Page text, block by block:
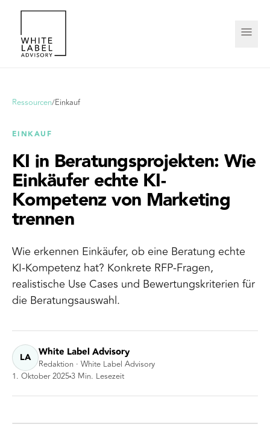
Ressourcen/Einkauf
EINKAUF
KI in Beratungsprojekten: Wie
Einkäufer echte KI-
Kompetenz von Marketing
trennen
Wie erkennen Einkäufer, ob eine Beratung echte
KI-Kompetenz hat? Konkrete RFP-Fragen,
realistische Use Cases und Bewertungskriterien für
die Beratungsauswahl.
LA White Label Advisory
Redaktion · White Label Advisory
1. Oktober 20253 Min. Lesezeit